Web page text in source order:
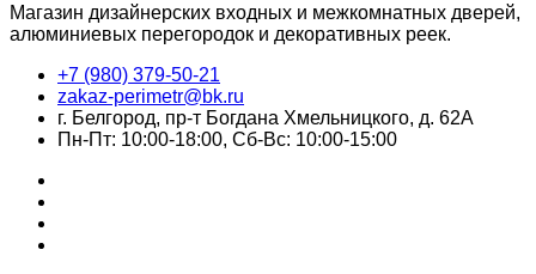
Магазин дизайнерских входных и межкомнатных дверей,
алюминиевых перегородок и декоративных реек.
+7 (980) 379-50-21
zakaz-perimetr@bk.ru
г. Белгород, пр-т Богдана Хмельницкого, д. 62А
Пн-Пт: 10:00-18:00, Сб-Вс: 10:00-15:00